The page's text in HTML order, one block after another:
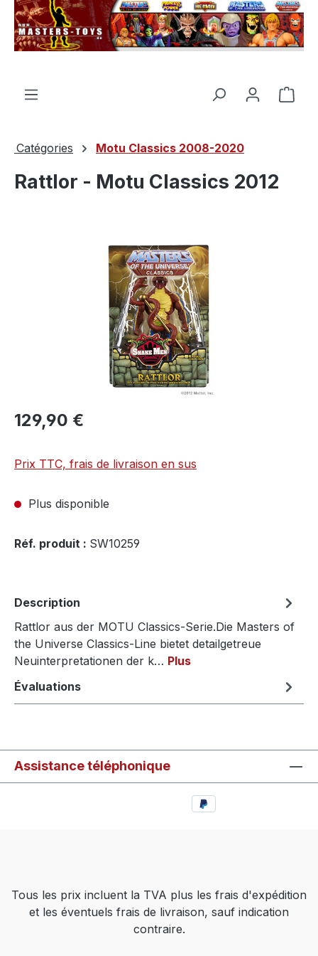
principal
Le
Catégories Motu Classics 2008-2020
Rattlor - Motu Classics 2012
Ignorer la galerie d'images
129,90 €
Prix TTC, frais de livraison en sus
Plus disponible
Réf. produit : SW10259
Description
Rattlor aus der MOTU Classics-Serie.Die Masters of
the Universe Classics-Line bietet detailgetreue
Neuinterpretationen der k… Plus
Évaluations
Assistance téléphonique
Tous les prix incluent la TVA plus les frais d'expédition
et les éventuels frais de livraison, sauf indication
contraire.